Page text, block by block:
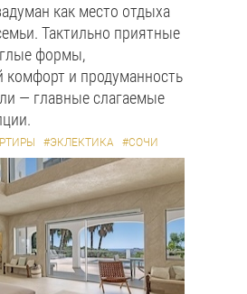
как место отдыха
Тактильно приятные
формы,
комфорт и продуманность
— главные слагаемые
#ЭКЛЕКТИКА #СОЧИ